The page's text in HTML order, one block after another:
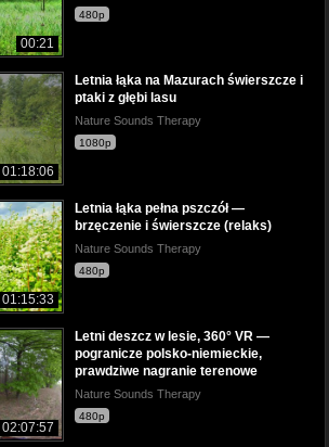
00:21
480p
01:18:06
Letnia łąka na Mazurach świerszcze i
ptaki z głębi lasu
Nature Sounds Therapy
1080p
01:15:33
Letnia łąka pełna pszczół —
brzęczenie i świerszcze (relaks)
Nature Sounds Therapy
480p
02:07:57
Letni deszcz w lesie, 360° VR —
pogranicze polsko-niemieckie,
prawdziwe nagranie terenowe
Nature Sounds Therapy
480p